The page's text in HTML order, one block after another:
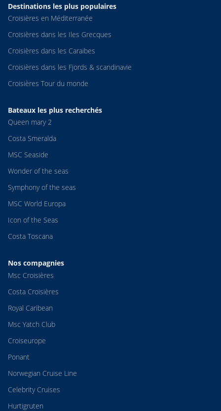
Destinations les plus populaires
Croisières en Méditerranée
Croisières dans les Iles Grecques
Croisières dans les Caraibes
Croisières dans les Fjords & scandinavie
Croisières Tour du monde
Bateaux les plus recherchés
Queen mary 2
Costa Smeralda
MSC Seaside
Wonder of the seas
Symphony of the seas
MSC World Europa
Icon of the Seas
Costa Toscana
Nos compagnies
Msc Croisières
Costa Croisières
Royal Caribean
Msc Yatch Club
Croiseurope
Ponant
Norwegian Cruise Line
Celebrity Cruises
Hurtigruten